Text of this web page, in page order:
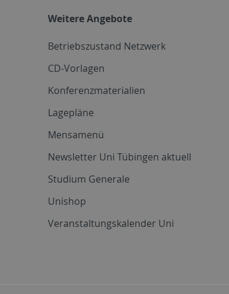
Weitere Angebote
Betriebszustand Netzwerk
CD-Vorlagen
Konferenzmaterialien
Lagepläne
Mensamenü
Newsletter Uni Tübingen aktuell
Studium Generale
Unishop
Veranstaltungskalender Uni